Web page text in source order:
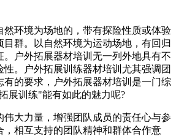
然环境为场地的，带有探险性质或体验
群。以自然环境为运动场地，有回归
。户外拓展器材培训无一列外地具有不
性。户外拓展训练器材培训尤其强调团
有的要求，户外拓展器材培训是一门综
展训练"能有如此的魅力呢?
伟大力量，增强团队成员的责任心与参
，相互支持的团队精神和群体合作意